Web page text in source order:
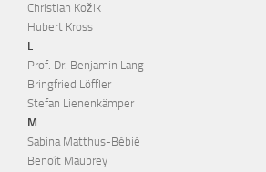
Christian Kožik
Hubert Kross
L
Prof. Dr. Benjamin Lang
Bringfried Löffler
Stefan Lienenkämper
M
Sabina Matthus-Bébié
Benoît Maubrey